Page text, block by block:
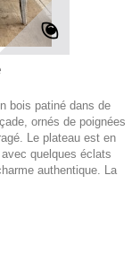
bois patiné dans de
ornés de poignées
Le plateau est en
quelques éclats
authentique. La